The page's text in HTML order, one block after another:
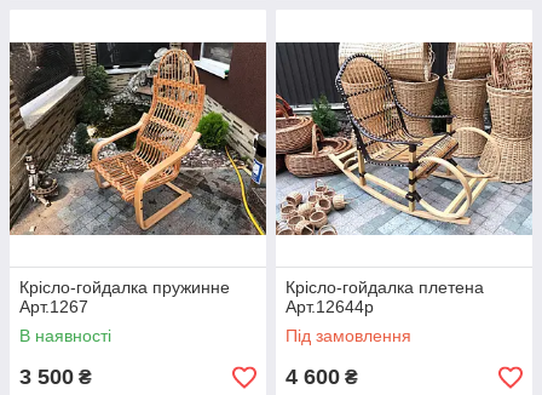
Крісло-гойдалка пружинне
Арт.1267
В наявності
3 500 ₴
Крісло-гойдалка плетена
Арт.12644р
Під замовлення
4 600 ₴